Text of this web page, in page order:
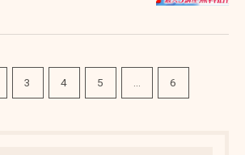
3 4 5 6